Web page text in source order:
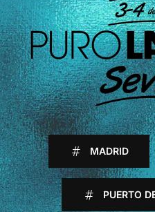
MADRID
PUERTO